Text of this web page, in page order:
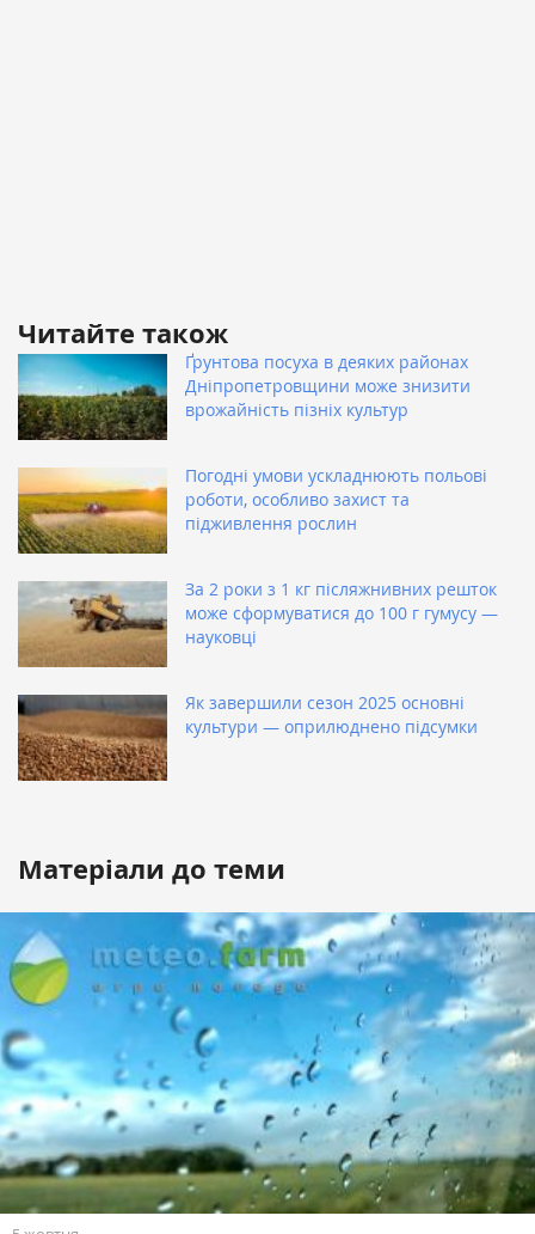
Читайте також
Ґрунтова посуха в деяких районах
Дніпропетровщини може знизити
врожайність пізніх культур
Погодні умови ускладнюють польові
роботи, особливо захист та
підживлення рослин
За 2 роки з 1 кг післяжнивних решток
може сформуватися до 100 г гумусу —
науковці
Як завершили сезон 2025 основні
культури — оприлюднено підсумки
Матеріали до теми